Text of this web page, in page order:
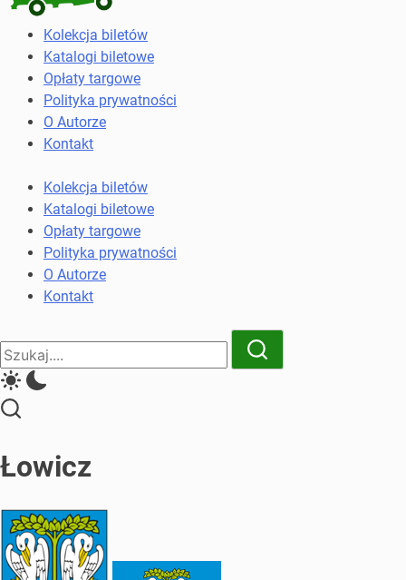
Kolekcja
biletów
komunikacji
miejskiej
kolejowych
Kolekcja biletów
Katalogi biletowe
Opłaty targowe
Polityka prywatności
O Autorze
Kontakt
Kolekcja biletów
Katalogi biletowe
Opłaty targowe
Polityka prywatności
O Autorze
Kontakt
Close
Search
Search
Łowicz